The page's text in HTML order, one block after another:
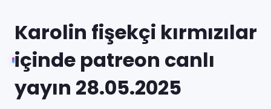
Karolin fişekçi kırmızılar
içinde patreon canlı
yayın 28.05.2025